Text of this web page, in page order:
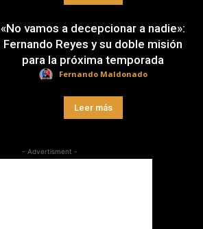
«No vamos a decepcionar a nadie»:
Fernando Reyes y su doble misión
para la próxima temporada
Fernando Maldonado
Leer más
- Advertisment -